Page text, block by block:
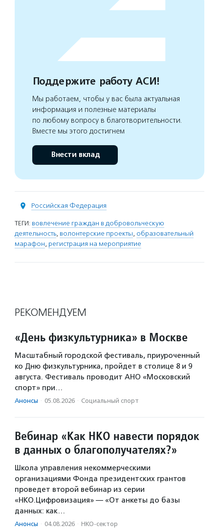
Поддержите работу АСИ!
Мы работаем, чтобы у вас была актуальная
информация и полезные материалы
по любому вопросу в благотворительности.
Вместе мы этого достигнем
Внести вклад
Российская Федерация
ТЕГИ: вовлечение граждан в добровольческую
деятельность, волонтерские проекты, образовательный
марафон, регистрация на мероприятие
РЕКОМЕНДУЕМ
«День физкультурника» в Москве
Масштабный городской фестиваль, приуроченный
ко Дню физкультурника, пройдет в столице 8 и 9
августа. Фестиваль проводит АНО «Московский
спорт» при…
Анонсы · 05.08.2026 · Социальный спорт
Вебинар «Как НКО навести порядок
в данных о благополучателях?»
Школа управления некоммерческими
организациями Фонда президентских грантов
проведет второй вебинар из серии
«НКО.Цифровизация» — «От анкеты до базы
данных: как…
Анонсы · 04.08.2026 · НКО-сектор